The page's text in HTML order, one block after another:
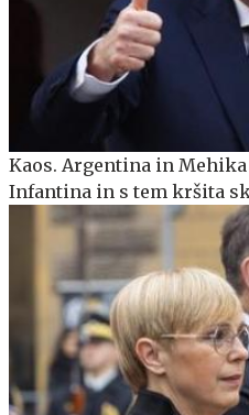
Kaos. Argentina in
Infantina in s tem kršita